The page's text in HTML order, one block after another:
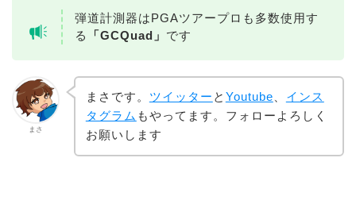
弾道計測器はPGAツアープロも多数使用す
る
「GCQuad」 です
まさ
まさです。 ツイッター と Youtube
インス
タグラム もやってます。フォローよろしく
お願いします